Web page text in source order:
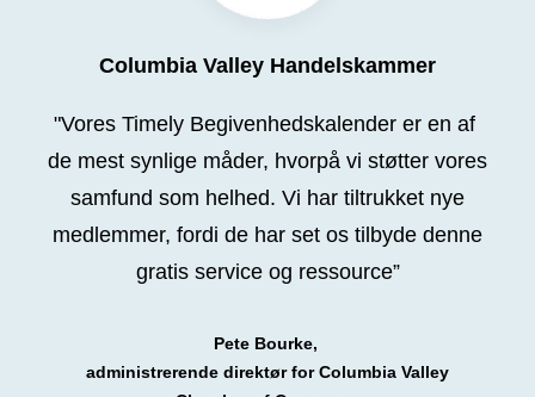
Columbia Valley Handelskammer
"Vores Timely Begivenhedskalender er en af ​​
de mest synlige måder, hvorpå vi støtter vores
samfund som helhed. Vi har tiltrukket nye
medlemmer, fordi de har set os tilbyde denne
gratis service og ressource”
Pete Bourke,
administrerende direktør for Columbia Valley